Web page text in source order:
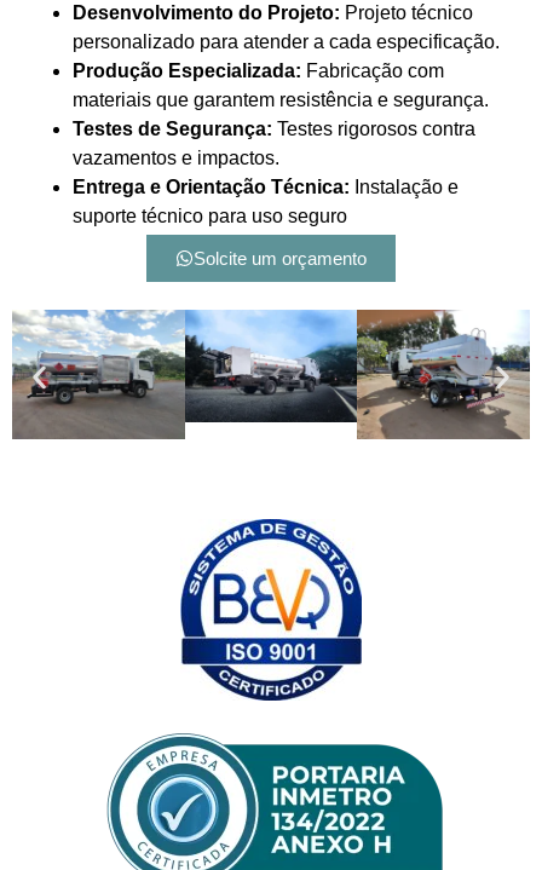
Desenvolvimento do Projeto: Projeto técnico
personalizado para atender a cada especificação.
Produção Especializada: Fabricação com
materiais que garantem resistência e segurança.
Testes de Segurança: Testes rigorosos contra
vazamentos e impactos.
Entrega e Orientação Técnica: Instalação e
suporte técnico para uso seguro
Solcite um orçamento